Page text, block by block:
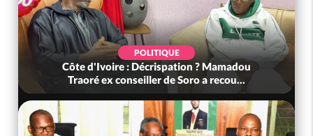
POLITIQUE
Côte d'Ivoire : Décrispation ? Mamadou
Traoré ex conseiller de Soro a recou...